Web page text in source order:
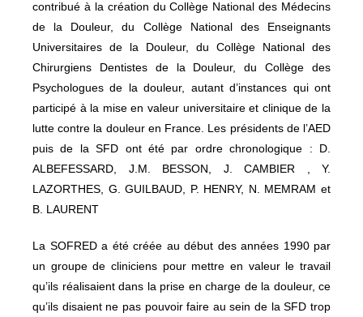
contribué à la création du Collège National des Médecins
de la Douleur, du Collège National des Enseignants
Universitaires de la Douleur, du Collège National des
Chirurgiens Dentistes de la Douleur, du Collège des
Psychologues de la douleur, autant d’instances qui ont
participé à la mise en valeur universitaire et clinique de la
lutte contre la douleur en France. Les présidents de l’AED
puis de la SFD ont été par ordre chronologique : D.
ALBEFESSARD, J.M. BESSON, J. CAMBIER , Y.
LAZORTHES, G. GUILBAUD, P. HENRY, N. MEMRAM et
B. LAURENT
La SOFRED a été créée au début des années 1990 par
un groupe de cliniciens pour mettre en valeur le travail
qu’ils réalisaient dans la prise en charge de la douleur, ce
qu’ils disaient ne pas pouvoir faire au sein de la SFD trop